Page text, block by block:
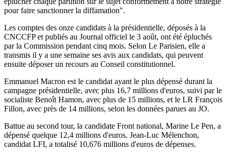
pour faire sanctionner la diffamation".
Les comptes des onze candidats à la présidentielle, déposés à la
CNCCFP et publiés au Journal officiel le 3 août, ont été épluchés
par la Commission pendant cinq mois. Selon Le Parisien, elle a
transmis il y a une semaine ses avis aux candidats, qui peuvent
ensuite déposer un recours au Conseil constitutionnel.
Emmanuel Macron est le candidat ayant le plus dépensé durant la
campagne présidentielle, avec plus 16,7 millions d'euros, suivi par le
socialiste Benoît Hamon, avec plus de 15 millions, et le LR François
Fillon, avec près de 14 millions, selon les données parues au JO.
Battue au second tour, la candidate Front national, Marine Le Pen, a
dépensé quelque 12,4 millions d'euros. Jean-Luc Mélenchon,
candidat LFI, a totalisé 10,676 millions d'euros de dépenses.